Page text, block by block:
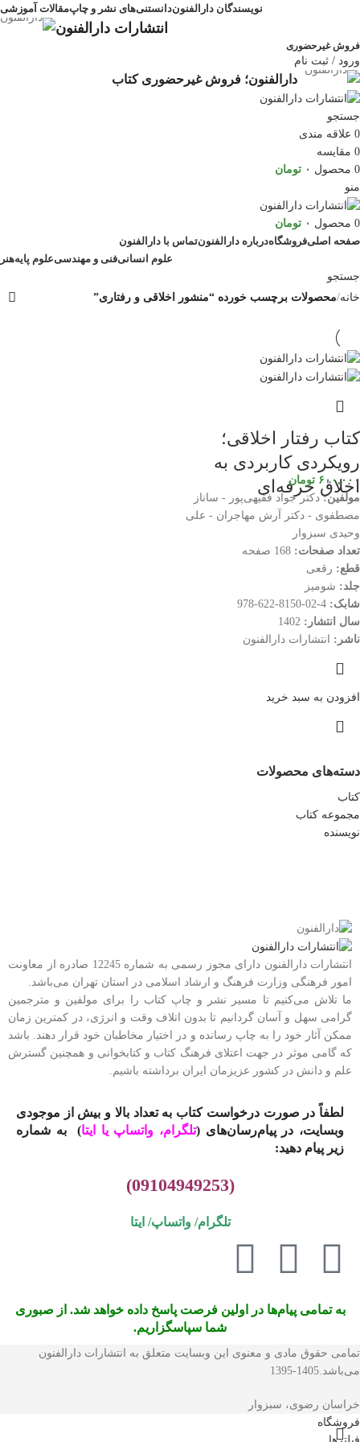
نویسندگان دارالفنوندانستنی‌های نشر و چاپمقالات آموزشی
انتشارات دارالفنون
فروش غیرحضوری
ورود / ثبت نام
دارالفنون؛ فروش غیرحضوری کتاب
جستجو
0 علاقه مندی
0 مقایسه
0 محصول ۰ تومان
منو
0 محصول ۰ تومان
صفحه اصلیفروشگاهدرباره دارالفنونتماس با دارالفنون
علوم انسانیفنی و مهندسیعلوم پایههنر
جستجو
دسته‌های محصولات
کتاب
مجموعه کتاب
نویسنده
خانه محصولات برچسب خورده “منشور اخلاقی و رفتاری”
کتاب رفتار اخلاقی؛
رویکردی کاربردی به
اخلاق حرفه‌ای
۶۰۰,۰۰۰ تومان
مولفین:دکتر جواد فقیهی‌پور - ساناز
مصطفوی - دکتر آرش مهاجران - علی
وحیدی سبزوار
تعداد صفحات:
قطع: رقعی
جلد: شومیز
شابک:
سال انتشار:
ناشر: انتشارات دارالفنون
افزودن به سبد خرید
انتشارات دارالفنون دارای مجوز رسمی به شماره 12245 صادره از معاونت
امور فرهنگی وزارت فرهنگ و ارشاد اسلامی در استان تهران می‌باشد.
ما تلاش می‌کنیم تا مسیر نشر و چاپ کتاب را برای مولفین و مترجمین
گرامی سهل و آسان گردانیم تا بدون اتلاف وقت و انرژی، در کمترین زمان
ممکن آثار خود را به چاپ رسانده و در اختیار مخاطبان خود قرار دهند. باشد
که گامی موثر در جهت اعتلای فرهنگ کتاب و کتابخوانی و همچنین گسترش
علم و دانش در کشور عزیزمان ایران برداشته باشیم.
لطفاً در صورت درخواست کتاب به تعداد بالا و بیش از موجودی
وبسایت، در پیام‌رسان‌های (تلگرام، واتساپ یا ایتا)
به شماره
زیر پیام دهید:
(09104949253)
تلگرام/ واتساپ/ ایتا
به تمامی پیام‌ها در اولین فرصت پاسخ داده خواهد شد. از صبوری
شما سپاسگزاریم.
تمامی حقوق مادی و معنوی این وبسایت متعلق به انتشارات دارالفنون
می‌باشد.1405-1395
خراسان رضوی، سبزوار
فروشگاه